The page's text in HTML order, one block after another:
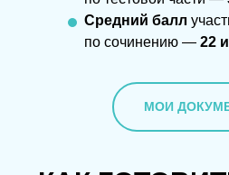
MOИ
Средний балл
по сочинению — 22